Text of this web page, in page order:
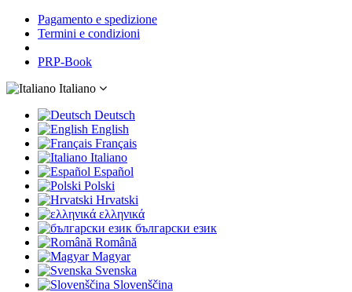
Pagamento e spedizione
Termini e condizioni
PRP-Book
Italiano
Deutsch
English
Français
Italiano
Español
Polski
Hrvatski
ελληνικά
български език
Română
Magyar
Svenska
Slovenščina